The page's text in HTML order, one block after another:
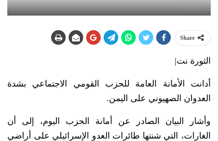
Share
الثورة نت|
أدانت الأمانة العامة للحزب القومي الاجتماعي بشدة
العدوان الصهيوني على اليمن.
وأشار البيان الصادر عن أمانة الحزب اليوم، إلى أن
الغارات، التي شنتها طائرات العدو الإسرائيلي على أراضي